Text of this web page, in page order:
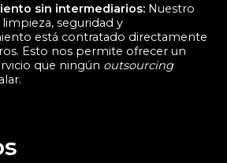
sin intermediarios:Nuestro
seguridad y
está contratado directamente
Esto nos permite ofrecer un
que ningún outsourcing